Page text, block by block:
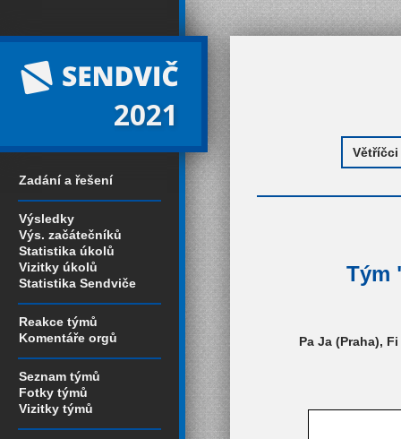
2021
Zadání a řešení
Výsledky
Výs. začátečníků
Statistika úkolů
Vizitky úkolů
Statistika Sendviče
Reakce týmů
Komentáře orgů
Seznam týmů
Fotky týmů
Vizitky týmů
Tým
Pa Ja (Praha),